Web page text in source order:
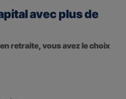
avec plus de
retraite, vous avez le choix